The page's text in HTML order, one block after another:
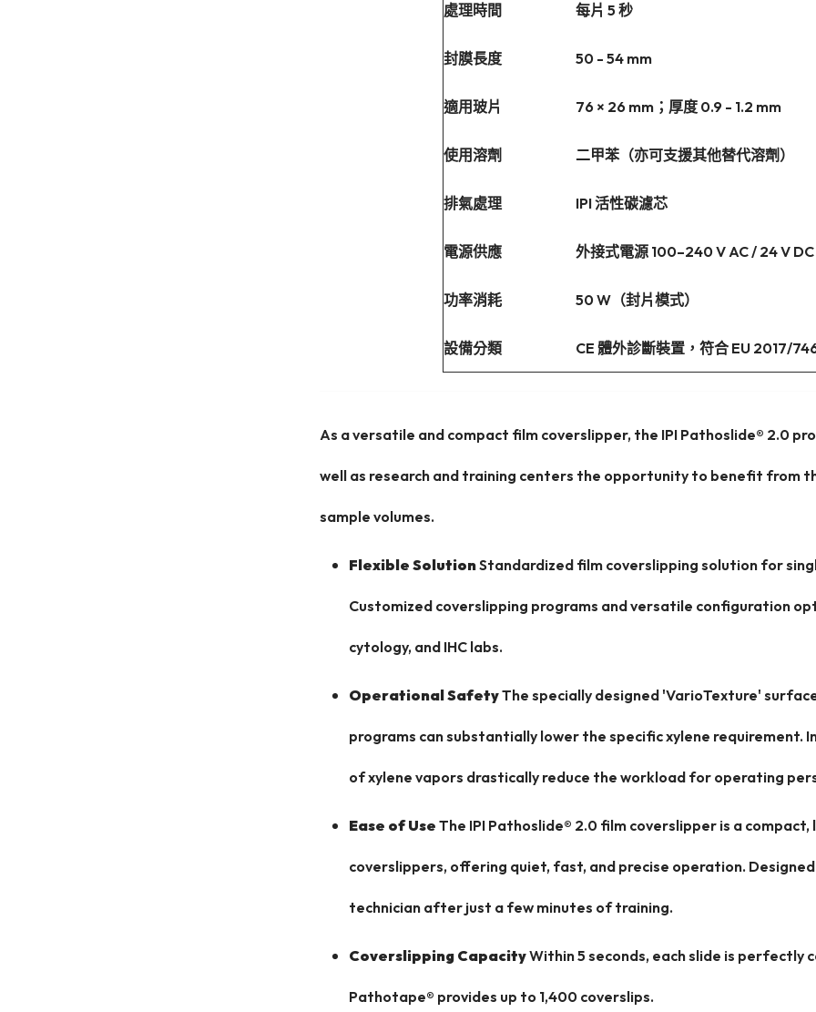
處理時間 每片 5 秒
封膜長度 50 - 54 mm
適用玻片 76 × 26 mm；厚度 0.9 - 1.2 mm
使用溶劑 二甲苯（亦可支援其他替代溶劑）
排氣處理 IPI 活性碳濾芯
電源供應 外接式電源 100–240 V AC / 24 V DC
功率消耗 50 W（封片模式）
設備分類 CE 體外診斷裝置，符合 EU 2017/
As a versatile and compact film coverslipper, the IPI Pathoslide® 2.0
well as research and training centers the opportunity to benefit from
sample volumes.
Flexible SolutionStandardized film coverslipping solution for
Customized coverslipping programs and versatile configuration
cytology, and IHC labs.
Operational SafetyThe specially designed 'VarioTexture'
programs can substantially lower the specific xylene
of xylene vapors drastically reduce the workload for operating
Ease of Use The IPI Pathoslide® 2.0 film coverslipper is a
coverslippers, offering quiet, fast, and precise operation.
technician after just a few minutes of training.
Coverslipping CapacityWithin 5 seconds, each slide is perfectly
Pathotape® provides up to 1,400 coverslips.